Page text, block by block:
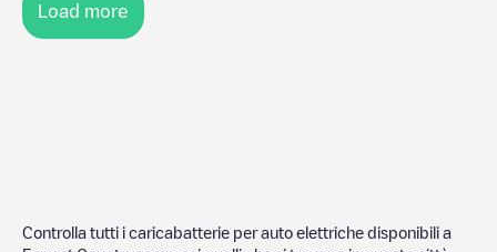
Load more
Controlla tutti i caricabatterie per auto elettriche disponibili a